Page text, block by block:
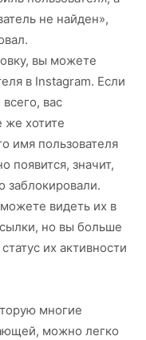
не найден»,
вы можете
в Instagram. Если
вас
же хотите
имя пользователя
появится, значит,
заблокировали.
видеть их в
но вы больше
их активности
многие
можно легко